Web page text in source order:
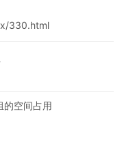
330.html